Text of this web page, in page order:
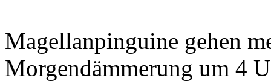
Magellanpinguine gehen
Morgendämmerung um 4